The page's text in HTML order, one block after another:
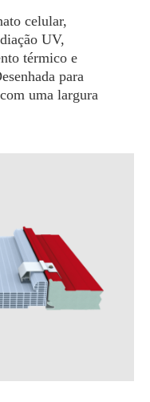
celular,
UV,
térmico e
para
uma largura